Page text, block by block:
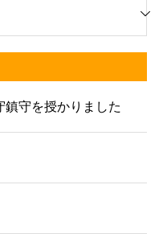
鎮守を授かりました